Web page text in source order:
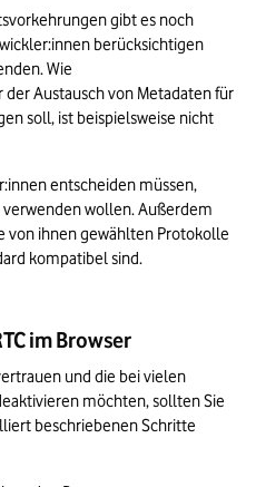
gibt es noch
berücksichtigen
Wie
Austausch von Metadaten für
soll, ist beispielsweise nicht
entscheiden müssen,
wollen. Außerdem
von ihnen gewählten Protokolle
kompatibel sind.
im Browser
und die bei vielen
möchten, sollten Sie
beschriebenen Schritte